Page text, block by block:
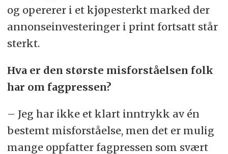
og opererer i et kjøpesterkt marked der
annonseinvesteringer i print fortsatt står
sterkt.
Hva er den største misforståelsen folk
har om fagpressen?
– Jeg har ikke et klart inntrykk av én
bestemt misforståelse, men det er mulig
mange oppfatter fagpressen som svært